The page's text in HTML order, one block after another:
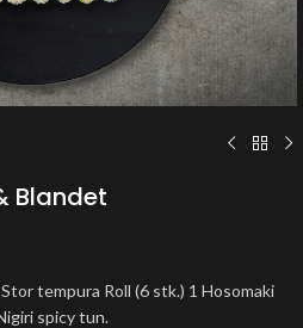
Blandet
tempura Roll (6 stk.) 1 Hosomaki
spicy tun.